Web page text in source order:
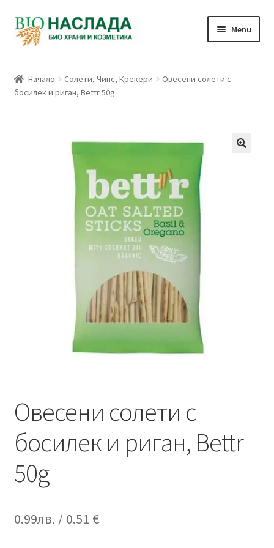
Skip
to
Skip
to
Menu
Количка
Начало Солети, Чипс, Крекери
Овесени солети с
босилек и риган, Bettr 50g
Овесени солети с
босилек и риган, Bettr
50g
0.99лв. / 0.51 €